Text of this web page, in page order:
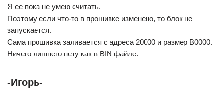
Я ее пока не умею считать.
Поэтому если что-то в прошивке изменено, то блок не
запускается.
Сама прошивка заливается с адреса 20000 и размер B0000.
Ничего лишнего нету как в BIN файле.
-Игорь-